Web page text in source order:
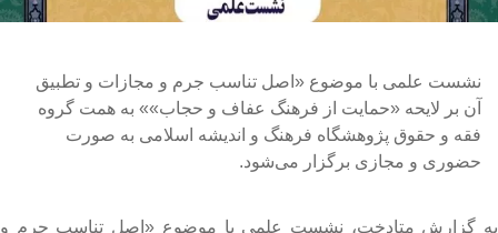
نشست علمی با موضوع «اصل تناسب جرم و مجازات و تطبیق
آن بر لایحه «حمایت از فرهنگ عفاف و حجاب»» به همت گروه
فقه و حقوق پژوهشگاه فرهنگ و اندیشه اسلامی به صورت
حضوری و مجازی برگزار می‌شود.
گزارش متادخت، نشست علمی با موضوع «اصل تناسب جرم و